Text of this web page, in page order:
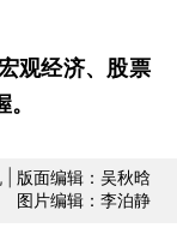
观经济、股票
| 版面编辑：吴秋晗
图片编辑：李泊静